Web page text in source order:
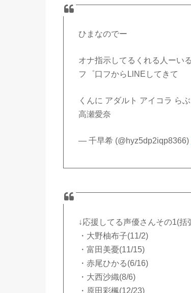
ひまなのでー
オナ指示してるくれる人ーい
フ゜口フからLlΝΕしてきて
くんに アダルト アイコラ ら
高瀬愛奈
— 千早希 (@hyz5dp2iqp8366)
↓応援してる声優さんその1(括
・大野柚布子(11/2)
・富田美憂(11/15)
・赤尾ひかる(6/16)
・大西沙織(8/6)
・原田彩楓(12/23)